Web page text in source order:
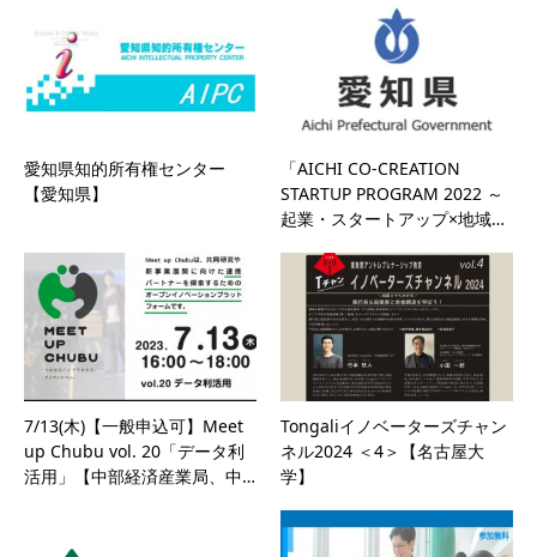
愛知県知的所有権センター
【愛知県】
「AICHI CO-CREATION
STARTUP PROGRAM 2022 ～
起業・スタートアップ×地域…
7/13(木)【一般申込可】Meet
up Chubu vol. 20「データ利
活用」【中部経済産業局、中…
Tongaliイノベーターズチャン
ネル2024 ＜4＞【名古屋大
学】